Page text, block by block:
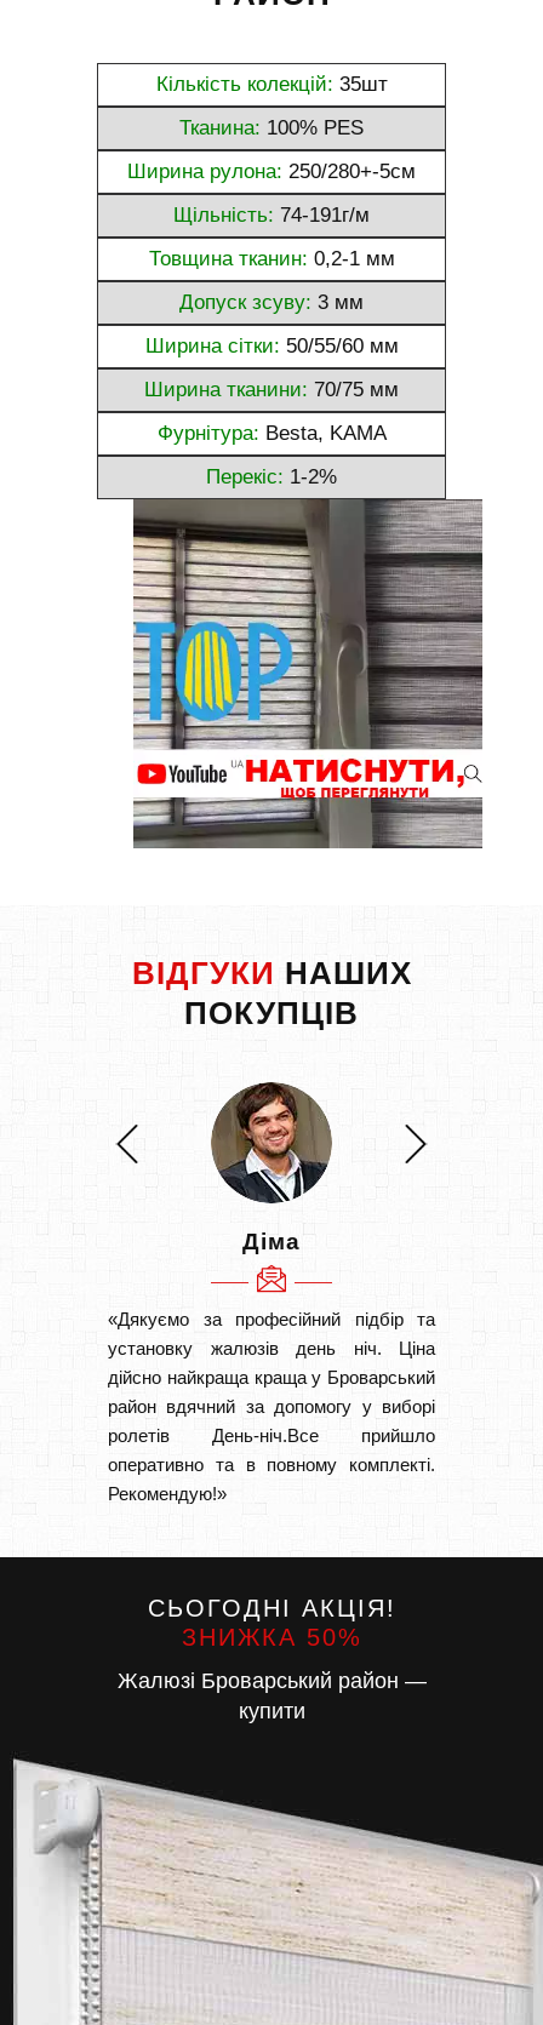
Кількість колекцій: 35шт
Тканина: 100% PES
Ширина рулона: 250/280+-5см
Щільність: 74-191г/м
Товщина тканин: 0,2-1 мм
Допуск зсуву: 3 мм
Ширина сітки: 50/55/60 мм
Ширина тканини: 70/75 мм
Фурнітура: Besta, KAMA
Перекіс: 1-2%
ВІДГУКИ НАШИХ
ПОКУПЦІВ
Діма
«Дякуємо за професійний підбір та
установку жалюзів день ніч. Ціна
дійсно найкраща краща у Броварський
район вдячний за допомогу у виборі
ролетів День-ніч.Все прийшло
оперативно та в повному комплекті.
Рекомендую!»
СЬОГОДНІ АКЦІЯ!
ЗНИЖКА 50%
Жалюзі Броварський район —
купити